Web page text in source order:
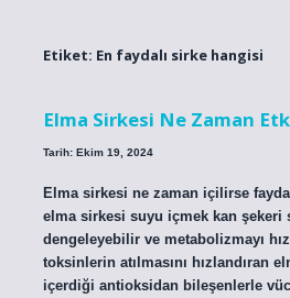
Etiket: En faydalı sirke hangisi
Elma Sirkesi Ne Zaman
Tarih: Ekim 19, 2024
Elma sirkesi ne zaman içilirse
elma sirkesi suyu içmek kan şekeri
dengeleyebilir ve metabolizmayı
toksinlerin atılmasını hızlandıran
içerdiği antioksidan bileşenlerle